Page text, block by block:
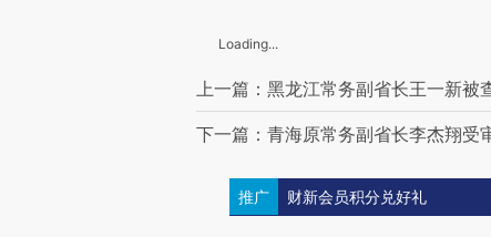
Loading...
上一篇：黑龙江常务副省长王一新被
下一篇：青海原常务副省长李杰翔受
推广 财新会员积分兑好礼